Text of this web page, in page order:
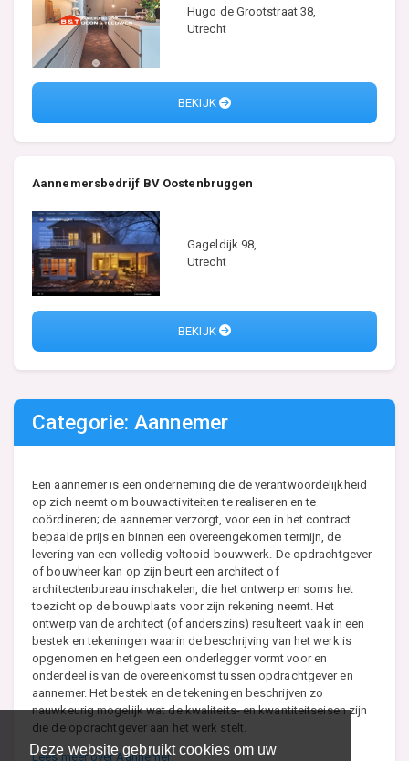
Deze website gebruikt cookies om uw
Hugo de Grootstraat 38,
Utrecht
BEKIJK
Aannemersbedrijf BV Oostenbruggen
Gageldijk 98,
Utrecht
BEKIJK
Categorie: Aannemer
Een aannemer is een onderneming die de verantwoordelijkheid
op zich neemt om bouwactiviteiten te realiseren en te
coördineren; de aannemer verzorgt, voor een in het contract
bepaalde prijs en binnen een overeengekomen termijn, de
levering van een volledig voltooid bouwwerk. De opdrachtgever
of bouwheer kan op zijn beurt een architect of
architectenbureau inschakelen, die het ontwerp en soms het
toezicht op de bouwplaats voor zijn rekening neemt. Het
ontwerp van de architect (of anderszins) resulteert vaak in een
bestek en tekeningen waarin de beschrijving van het werk is
opgenomen en hetgeen een onderlegger vormt voor en
onderdeel is van de overeenkomst tussen opdrachtgever en
aannemer. Het bestek en de tekeningen beschrijven zo
nauwkeurig mogelijk wat de kwaliteits- en kwantiteitseisen zijn
die de opdrachtgever aan het werk stelt.
Lees meer over Aannemer